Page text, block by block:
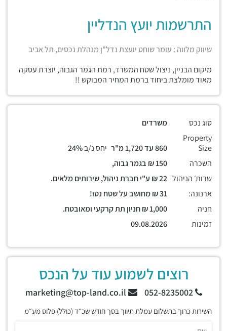
התרשמות יועץ הנדליין
שיווק מלווה : עומר שוחט יועצת נדל"ן מנהלת נכסים, תל אביב
מיקום הבניין, ניצול שטח המשרד, רמת הגמר הגבוה, יוצרת עסקה
מאוד מומלצת ביחוד ברמת המחיר המבוקש !!
סוג נכס
משרדים
Property
Size
יחס נ/ב
השכרה
שרות׳ הניהול
ארנונה:
חניה
זמינות
רוצים לשמוע עוד על הנכס
052-8235002
השירות כרוך בתשלום עמלת תיווך בסך חודש שכ״ד (כולל) פלוס מע״מ